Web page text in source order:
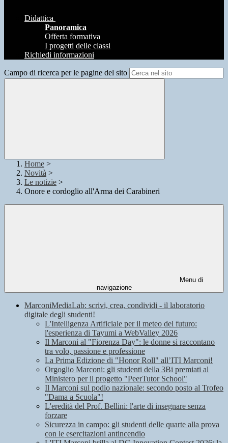
Didattica
Panoramica
Offerta formativa
I progetti delle classi
Richiedi informazioni
Campo di ricerca per le pagine del sito
Home >
Novità >
Le notizie >
Onore e cordoglio all'Arma dei Carabineri
Menu di
navigazione
MarconiMediaLab: scrivi, crea, condividi - il laboratorio
digitale degli studenti!
L'Intelligenza Artificiale per il meteo del futuro:
l'esperienza di Tayumi a WebValley 2026
Il Marconi al "Fiorenza Day": le donne si raccontano
tra volo, passione e professione
La Prima Edizione di "Honor Roll" all’ITI Marconi!
Orgoglio Marconi: gli studenti della 3Bi premiati al
Ministero per il progetto "PeerTutor School"
Il Marconi sul podio nazionale: secondo posto al Trofeo
"Dama a Scuola"!
L'eredità del Prof. Bellini: l'arte di insegnare senza
forzare
Sicurezza in campo: gli studenti delle quarte alla prova
con le esercitazioni antincendio